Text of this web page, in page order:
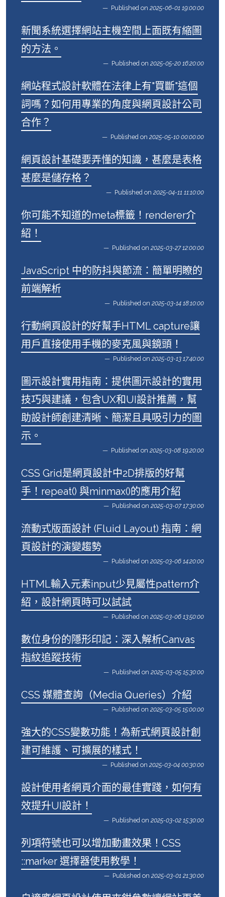
Published on 2025-06-01 19:00:00
新聞系統選擇網站主機空間上面既有縮圖
的方法。
Published on 2025-05-20 16:20:00
網站程式設計軟體在法律上有"買斷"這個
詞嗎？如何用專業的角度與網頁設計公司
合作？
Published on 2025-05-10 00:00:00
網頁設計基礎要弄懂的知識，甚麼是表格
甚麼是儲存格？
Published on 2025-04-11 11:10:00
你可能不知道的meta標籤！renderer介
紹！
Published on 2025-03-27 12:00:00
JavaScript 中的防抖與節流：簡單明瞭的
前端解析
Published on 2025-03-14 18:10:00
行動網頁設計的好幫手HTML capture讓
用戶直接使用手機的麥克風與鏡頭！
Published on 2025-03-13 17:40:00
圖示設計實用指南：提供圖示設計的實用
技巧與建議，包含UX和UI設計推薦，幫
助設計師創建清晰、簡潔且具吸引力的圖
示。
Published on 2025-03-08 19:20:00
CSS Grid是網頁設計中2D排版的好幫
手！repeat() 與minmax()的應用介紹
Published on 2025-03-07 17:30:00
流動式版面設計 (Fluid Layout) 指南：網
頁設計的演變趨勢
Published on 2025-03-06 14:20:00
HTML輸入元素input少見屬性pattern介
紹，設計網頁時可以試試
Published on 2025-03-06 13:50:00
數位身份的隱形印記：深入解析Canvas
指紋追蹤技術
Published on 2025-03-05 15:30:00
CSS 媒體查詢（Media Queries）介紹
Published on 2025-03-05 15:00:00
強大的CSS變數功能！為新式網頁設計創
建可維護、可擴展的樣式！
Published on 2025-03-04 00:30:00
設計使用者網頁介面的最佳實踐，如何有
效提升UI設計！
Published on 2025-03-02 15:30:00
列項符號也可以增加動畫效果！CSS
::marker 選擇器使用教學！
Published on 2025-03-01 21:30:00